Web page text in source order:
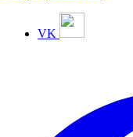
VK